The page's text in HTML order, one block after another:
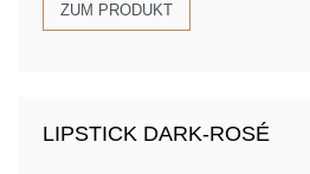
ZUM PRODUKT
LIPSTICK DARK-ROSÉ